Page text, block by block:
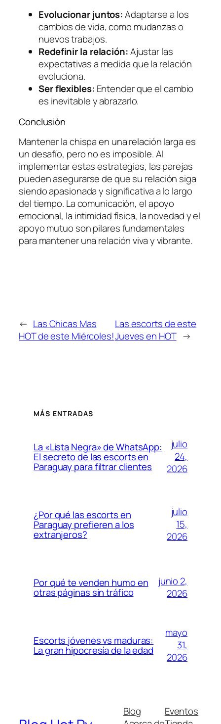
Evolucionar juntos:Adaptarse a los
cambios de vida, como mudanzas o
nuevos trabajos.
Redefinir la relación:Ajustar las
expectativas a medida que la relación
evoluciona.
Ser flexibles: Entender que el cambio
es inevitable y abrazarlo.
Conclusión
Mantener la chispa en una relación larga es
un desafío, pero no es imposible. Al
implementar estas estrategias, las parejas
pueden asegurarse de que su relación siga
siendo apasionada y significativa a lo largo
del tiempo. La comunicación, el apoyo
emocional, la intimidad física, la novedad y el
apoyo mutuo son pilares fundamentales
para mantener una relación viva y vibrante.
← Las Chicas Mas
HOT de este Miércoles!
Las escorts de este
Jueves en HOT →
MÁS ENTRADAS
La «Lista Negra» de WhatsApp:
El secreto de las escorts en
Paraguay para filtrar clientes
julio
24,
2026
¿Por qué las escorts en
Paraguay prefieren a los
extranjeros?
julio
15,
2026
Por qué te venden humo en
otras páginas sin tráfico
junio 2,
2026
Escorts jóvenes vs maduras:
La gran hipocresía de la edad
mayo
31,
2026
Blog
Eventos